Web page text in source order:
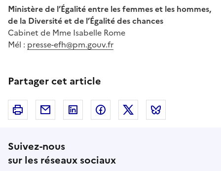
Ministère de l’Égalité entre les femmes et les hommes,
de la Diversité et de l’Égalité des chances
Cabinet de Mme Isabelle Rome
Mél : presse-efh@pm.gouv.fr
Partager cet article
Imprimer Courriel Linkedin FacebookTwitter
Suivez-nous
sur les réseaux sociaux